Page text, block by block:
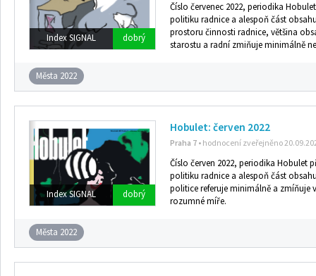
Index SIGNAL dobrý
Číslo červenec 2022, periodika
politiku radnice a alespoň část
prostoru činnosti radnice, většina
starostu a radní zmiňuje minimálně
Města 2022
Index SIGNAL dobrý
Hobulet: červen 2022
Praha 7 • hodnocení zveřejněno
Číslo červen 2022, periodika Hobulet
politiku radnice a alespoň část
politice referuje minimálně a zmíňuje
rozumné míře.
Města 2022